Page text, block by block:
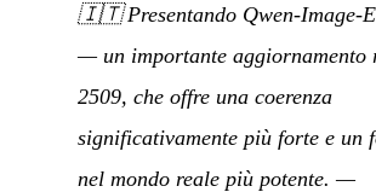
🇮🇹Presentando Qwen-Image-
— un importante aggiornamento
2509, che offre una coerenza
significativamente più forte e un
nel mondo reale più potente. —